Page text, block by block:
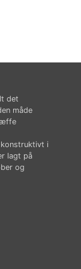
det
måde
i
lagt på
og